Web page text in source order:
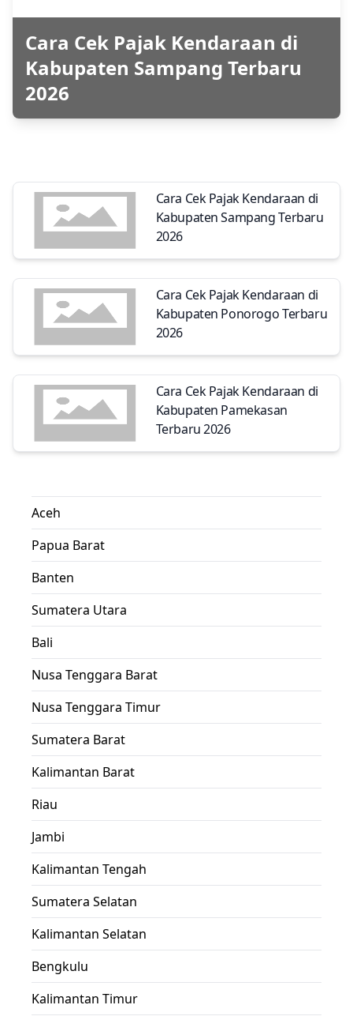
Cara Cek Pajak Kendaraan di
Kabupaten Sampang Terbaru
2026
Cara Cek Pajak Kendaraan di
Kabupaten Sampang Terbaru
2026
Cara Cek Pajak Kendaraan di
Kabupaten Ponorogo Terbaru
2026
Cara Cek Pajak Kendaraan di
Kabupaten Pamekasan
Terbaru 2026
Aceh
Papua Barat
Banten
Sumatera Utara
Bali
Nusa Tenggara Barat
Nusa Tenggara Timur
Sumatera Barat
Kalimantan Barat
Riau
Jambi
Kalimantan Tengah
Sumatera Selatan
Kalimantan Selatan
Bengkulu
Kalimantan Timur